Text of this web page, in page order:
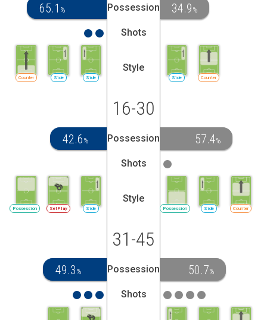
65.1 % Possession 34.9 %
Shots
Side
Side
Counter
Style
Side Counter
16-30
42.6 % Possession 57.4%
Shots
Side
SetPlay
Possession
Style
Possession Side Counter
31-45
49.3 % Possession 50.7%
Shots